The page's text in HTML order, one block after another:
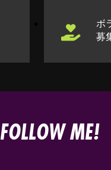
ボ
募
FOLLOW ME!